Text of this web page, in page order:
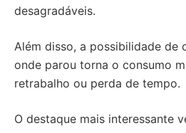
desagradáveis.
Além disso, a possibilidade de
onde parou torna o consumo
retrabalho ou perda de tempo.
O destaque mais interessante